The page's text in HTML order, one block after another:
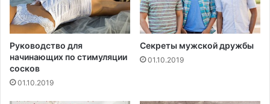
о
р
л
а
н
о
м
Руководство для
начинающих по стимуляции
сосков
01.10.2019
Секреты мужской дружбы
01.10.2019